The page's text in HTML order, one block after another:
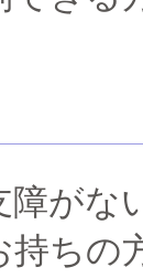
障がな
持ちの